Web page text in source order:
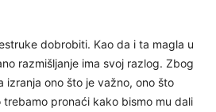
dobrobiti. Kao da i ta magla u
razmišljanje ima svoj razlog. Zbog
izranja ono što je važno, ono što
pronaći kako bismo mu dali